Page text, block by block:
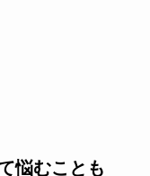
悩むことも